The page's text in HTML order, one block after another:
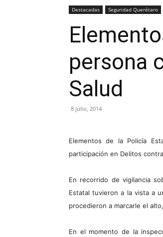
Destacadas Seguridad Querétaro
persona
Salud
8 julio, 2014
Elementos de la Policía
participación en Delitos
En recorrido de vigilancia
Estatal tuvieron a la vista a
procedieron a marcarle el
En el momento de la